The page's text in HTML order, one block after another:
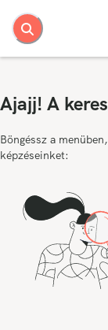
Ajajj! A
Böngéssz a
képzéseinket: